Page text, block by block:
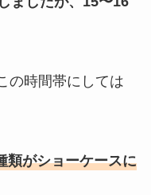
の時間帯にしては
類がショーケースに